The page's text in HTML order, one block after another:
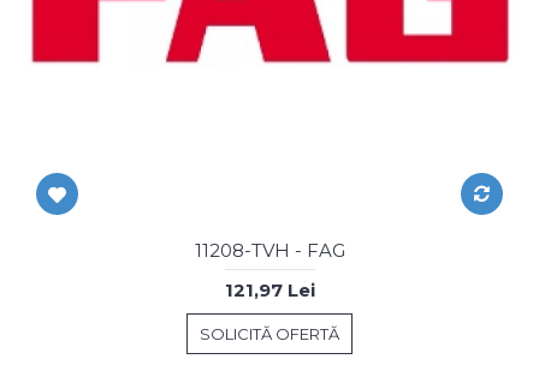
11208-TVH - FAG
121,97 Lei
SOLICITĂ OFERTĂ